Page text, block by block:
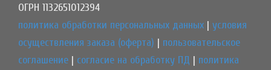
ОГРН 1132651012394
политика обработки персональных данных | условия
осуществления заказа (оферта) | пользовательское
соглашение | согласие на обработку ПД | политика